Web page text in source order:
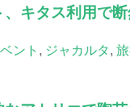
キタス利用で断
ント , ジャカルタ,